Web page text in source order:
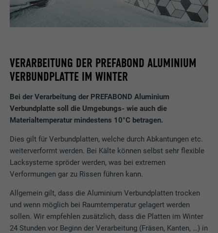
VERARBEITUNG DER PREFABOND ALUMINIUM
VERBUNDPLATTE IM WINTER
Bei der Verarbeitung der PREFABOND Aluminium
Verbundplatte soll die Umgebungs- wie auch die
Materialtemperatur mindestens 10°C betragen.
Dies gilt für Verbundplatten, welche durch Abkantungen etc.
weiterverformt werden. Bei Kälte können selbst sehr flexible
Lacksysteme spröder werden, was bei extremen
Verformungen gar zu Rissen führen kann.
Allgemein gilt, dass die Aluminium Verbundplatten trocken
und wenn möglich bei Raumtemperatur gelagert werden
sollen. Wir empfehlen zusätzlich, dass die Platten im Winter
24 Stunden vor Beginn der Verarbeitung (Fräsen, Kanten, …) in